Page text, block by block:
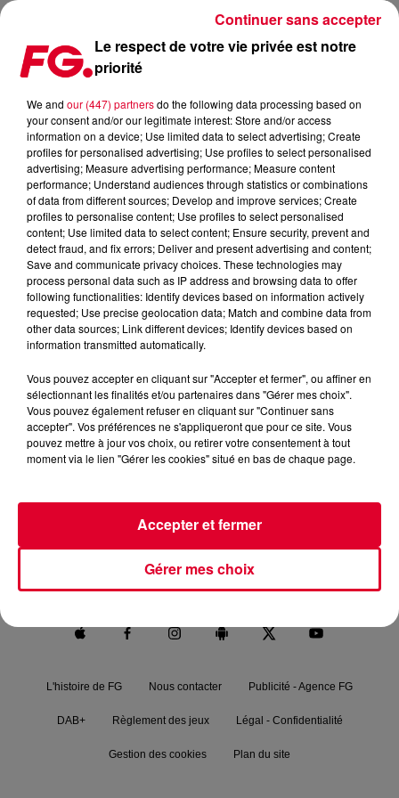
BOB SINCLAR | LIVE MIX | RADIO FG
Cet élément est masqué compte-tenu du refus du
dépôt de cookies que vous avez exprimé. Si vous
souhaitez l'afficher, merci de nous donner votre accord
en cliquant sur le bouton ci-dessous.
Afficher l'élément
A l'occasion de la sortie événement de son titre Electrico
pour un minimix en live.
NEWS FG MIX
FG CHIC FG DANCE MAXXIMUM
FG SOUND
L'histoire de FG Nous contacter Publicité - Agence FG
DAB+ Règlement des jeux Légal - Confidentialité
Gestion des cookies Plan du site
Le respect de votre vie privée est notre
priorité
We and our (447) partnersdo the following data processing based on
your consent and/or our legitimate interest: Store and/or access
information on a device; Use limited data to select advertising; Create
profiles for personalised advertising; Use profiles to select personalised
advertising; Measure advertising performance; Measure content
performance; Understand audiences through statistics or combinations
of data from different sources; Develop and improve services; Create
profiles to personalise content; Use profiles to select personalised
content; Use limited data to select content; Ensure security, prevent and
detect fraud, and fix errors; Deliver and present advertising and content;
Save and communicate privacy choices. These technologies may
process personal data such as IP address and browsing data to offer
following functionalities: Identify devices based on information actively
requested; Use precise geolocation data; Match and combine data from
other data sources; Link different devices; Identify devices based on
information transmitted automatically.
Vous pouvez accepter en cliquant sur "Accepter et fermer", ou affiner en
sélectionnant les finalités et/ou partenaires dans "Gérer mes choix".
Vous pouvez également refuser en cliquant sur "Continuer sans
accepter". Vos préférences ne s'appliqueront que pour ce site. Vous
pouvez mettre à jour vos choix, ou retirer votre consentement à tout
moment via le lien "Gérer les cookies" situé en bas de chaque page.
Gérer mes choix
Accepter et fermer
Continuer sans accepter